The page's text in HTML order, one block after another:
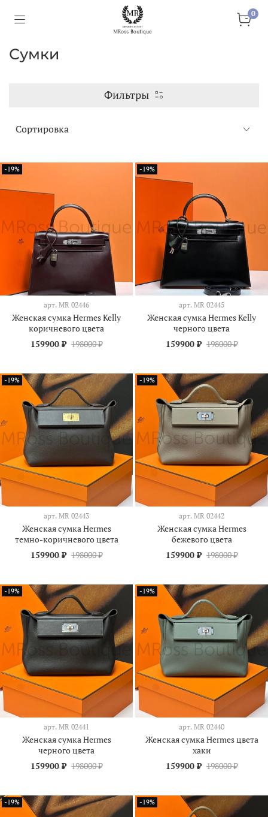
0
Сумки
Фильтры
-19%
арт. МR 02446
Женская сумка Hermes Kelly
коричневого цвета
159900 ₽ 198000 ₽
-19%
арт. МR 02445
Женская сумка Hermes Kelly
черного цвета
159900 ₽ 198000 ₽
-19%
арт. МR 02443
Женская сумка Hermes
темно-коричневого цвета
159900 ₽ 198000 ₽
-19%
арт. МR 02442
Женская сумка Hermes
бежевого цвета
159900 ₽ 198000 ₽
-19%
арт. МR 02441
Женская сумка Hermes
черного цвета
159900 ₽ 198000 ₽
-19%
арт. МR 02440
Женская сумка Hermes цвета
хаки
159900 ₽ 198000 ₽
-19% -19%